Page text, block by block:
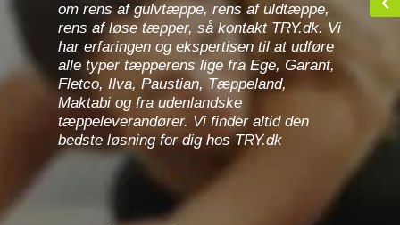
om rens af gulvtæppe, rens af uldtæppe,
rens af løse tæpper, så kontakt TRY.dk. Vi
har erfaringen og ekspertisen til at udføre
alle typer tæpperens lige fra Ege, Garant,
Fletco, Ilva, Paustian, Tæppeland,
Maktabi og fra udenlandske
tæppeleverandører. Vi finder altid den
bedste løsning for dig hos TRY.dk